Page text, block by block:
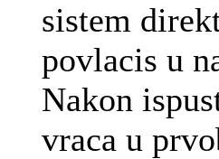
sistem
povlacis u
Nakon
vraca u